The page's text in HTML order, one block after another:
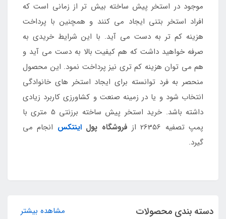
موجود در استخر پیش ساخته بیش تر از زمانی است که
افراد استخر بتنی ایجاد می کنند و همچنین با پرداخت
هزینه کم تر به دست می آید. با این شرایط خریدی به
صرفه خواهید داشت که هم کیفیت بالا به دست می آید و
هم می توان هزینه کم تری نیز پرداخت نمود. این محصول
منحصر به فرد توانسته برای ایجاد استخر های خانوادگی
انتخاب شود و یا در زمینه صنعت و کشاورزی کاربرد زیادی
داشته باشد. خرید استخر پیش ساخته برزنتی 5 متری با
پمپ تصفیه 26356 از
فروشگاه پولاینتکس انجام می
گیرد.
دسته بندی محصولات مشاهده بیشتر